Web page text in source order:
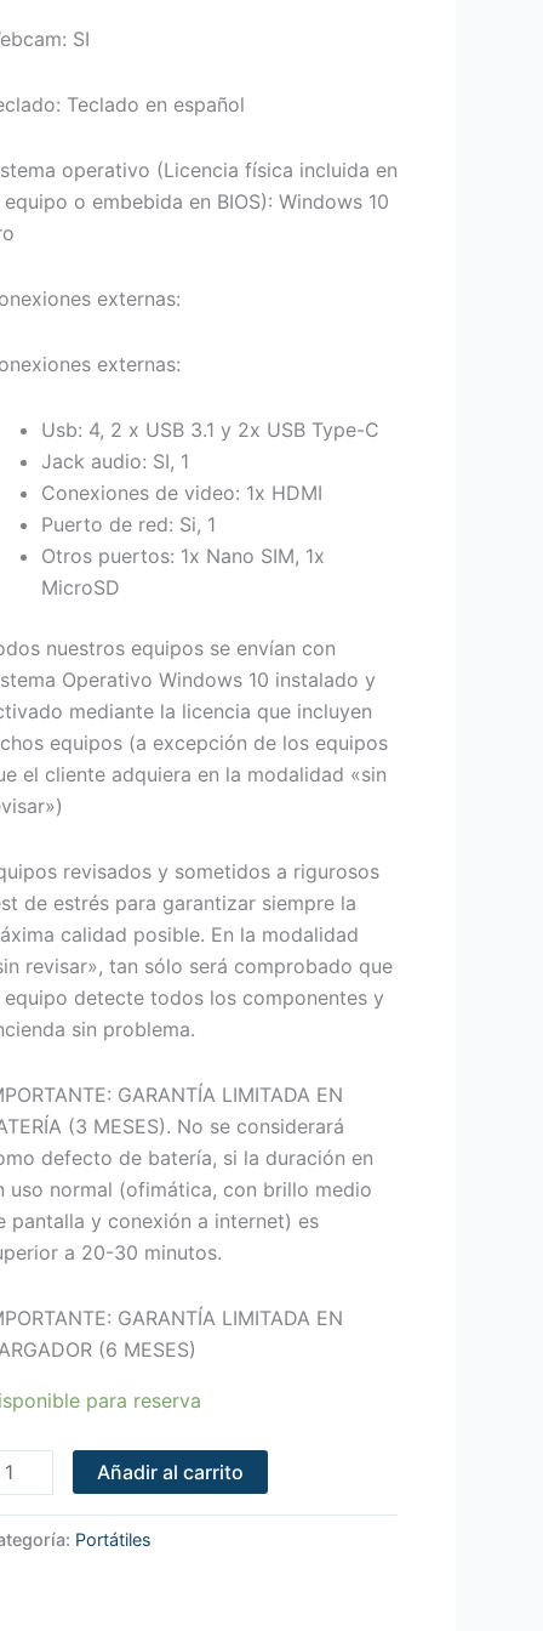
SI
Teclado en español
operativo (Licencia física incluida en
equipo o embebida en BIOS): Windows 10
externas:
externas:
Usb: 4, 2 x USB 3.1 y 2x USB Type-C
Jack audio: SI, 1
Conexiones de video: 1x HDMI
Puerto de red: Si, 1
Otros puertos: 1x Nano SIM, 1x
MicroSD
nuestros equipos se envían con
Operativo Windows 10 instalado y
mediante la licencia que incluyen
equipos (a excepción de los equipos
el cliente adquiera en la modalidad «sin
revisados y sometidos a rigurosos
de estrés para garantizar siempre la
calidad posible. En la modalidad
revisar», tan sólo será comprobado que
equipo detecte todos los componentes y
sin problema.
GARANTÍA LIMITADA EN
(3 MESES). No se considerará
defecto de batería, si la duración en
uso normal (ofimática, con brillo medio
pantalla y conexión a internet) es
a 20-30 minutos.
GARANTÍA LIMITADA EN
(6 MESES)
para reserva
Añadir al carrito
Portátiles